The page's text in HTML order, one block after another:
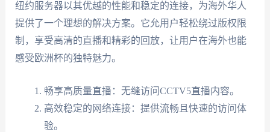
纽约服务器以其优越的性能和稳定的连接，为海外华人
提供了一个理想的解决方案。它允用户轻松绕过版权限
制，享受高清的直播和精彩的回放，让用户在海外也能
感受欧洲杯的独特魅力。
畅享高质量直播：无缝访问CCTV5直播内容。
高效稳定的网络连接：提供流畅且快速的访问体
验。